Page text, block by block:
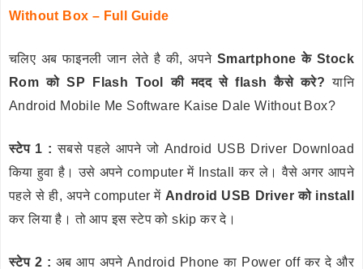
Without Box – Full Guide
चलिए अब फाइनली जान लेते है की, अपने Smartphone के Stock
Rom को SP Flash Tool की मदद से flash कैसे करे? यानि
Android Mobile Me Software Kaise Dale Without Box?
स्टेप 1 : सबसे पहले आपने जो Android USB Driver Download
किया हुवा है। उसे अपने computer में Install कर ले। वैसे अगर आपने
पहले से ही, अपने computer में Android USB Driver को install
कर लिया है। तो आप इस स्टेप को skip कर दे।
स्टेप 2 : अब आप अपने Android Phone का Power off कर दे और